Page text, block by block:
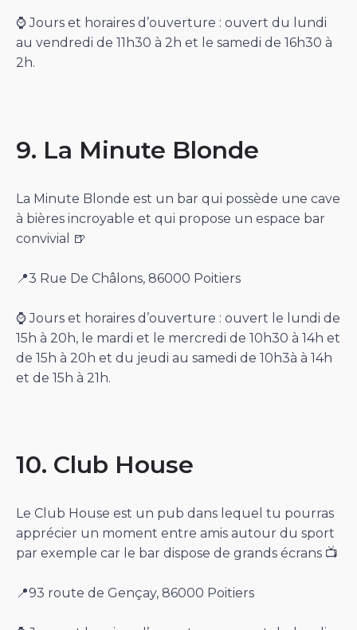
⌚️ Jours et horaires d’ouverture : ouvert du lundi
au vendredi de 11h30 à 2h et le samedi de 16h30 à
2h.
9. La Minute Blonde
La Minute Blonde est un bar qui possède une cave
à bières incroyable et qui propose un espace bar
convivial 🍺
📍3 Rue De Châlons, 86000 Poitiers
⌚️ Jours et horaires d’ouverture : ouvert le lundi de
15h à 20h, le mardi et le mercredi de 10h30 à 14h et
de 15h à 20h et du jeudi au samedi de 10h3à à 14h
et de 15h à 21h.
10. Club House
Le Club House est un pub dans lequel tu pourras
apprécier un moment entre amis autour du sport
par exemple car le bar dispose de grands écrans 📺
📍93 route de Gençay, 86000 Poitiers